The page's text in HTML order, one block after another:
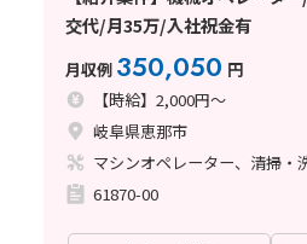
交代/月35万/入社祝金有
月収例 350,050 円
【時給】2,000円～
岐阜県恵那市
マシンオペレーター、清掃・
61870-00